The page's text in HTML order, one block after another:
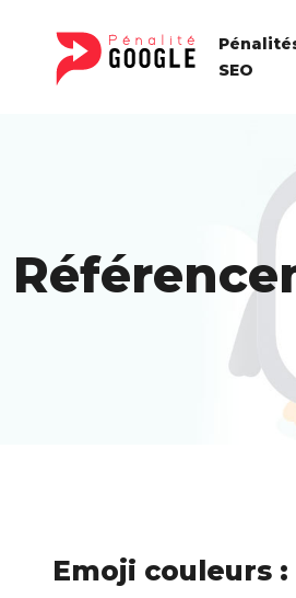
SEO
Emoji couleurs